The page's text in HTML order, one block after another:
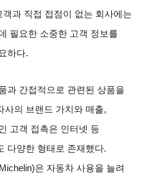
과 직접 접점이 없는 회사에는
필요한 소중한 고객 정보를
하다.
과 간접적으로 관련된 상품을
사의 브랜드 가치와 매출,
고객 접촉은 인터넷 등
다양한 형태로 존재했다.
은 자동차 사용을 늘려